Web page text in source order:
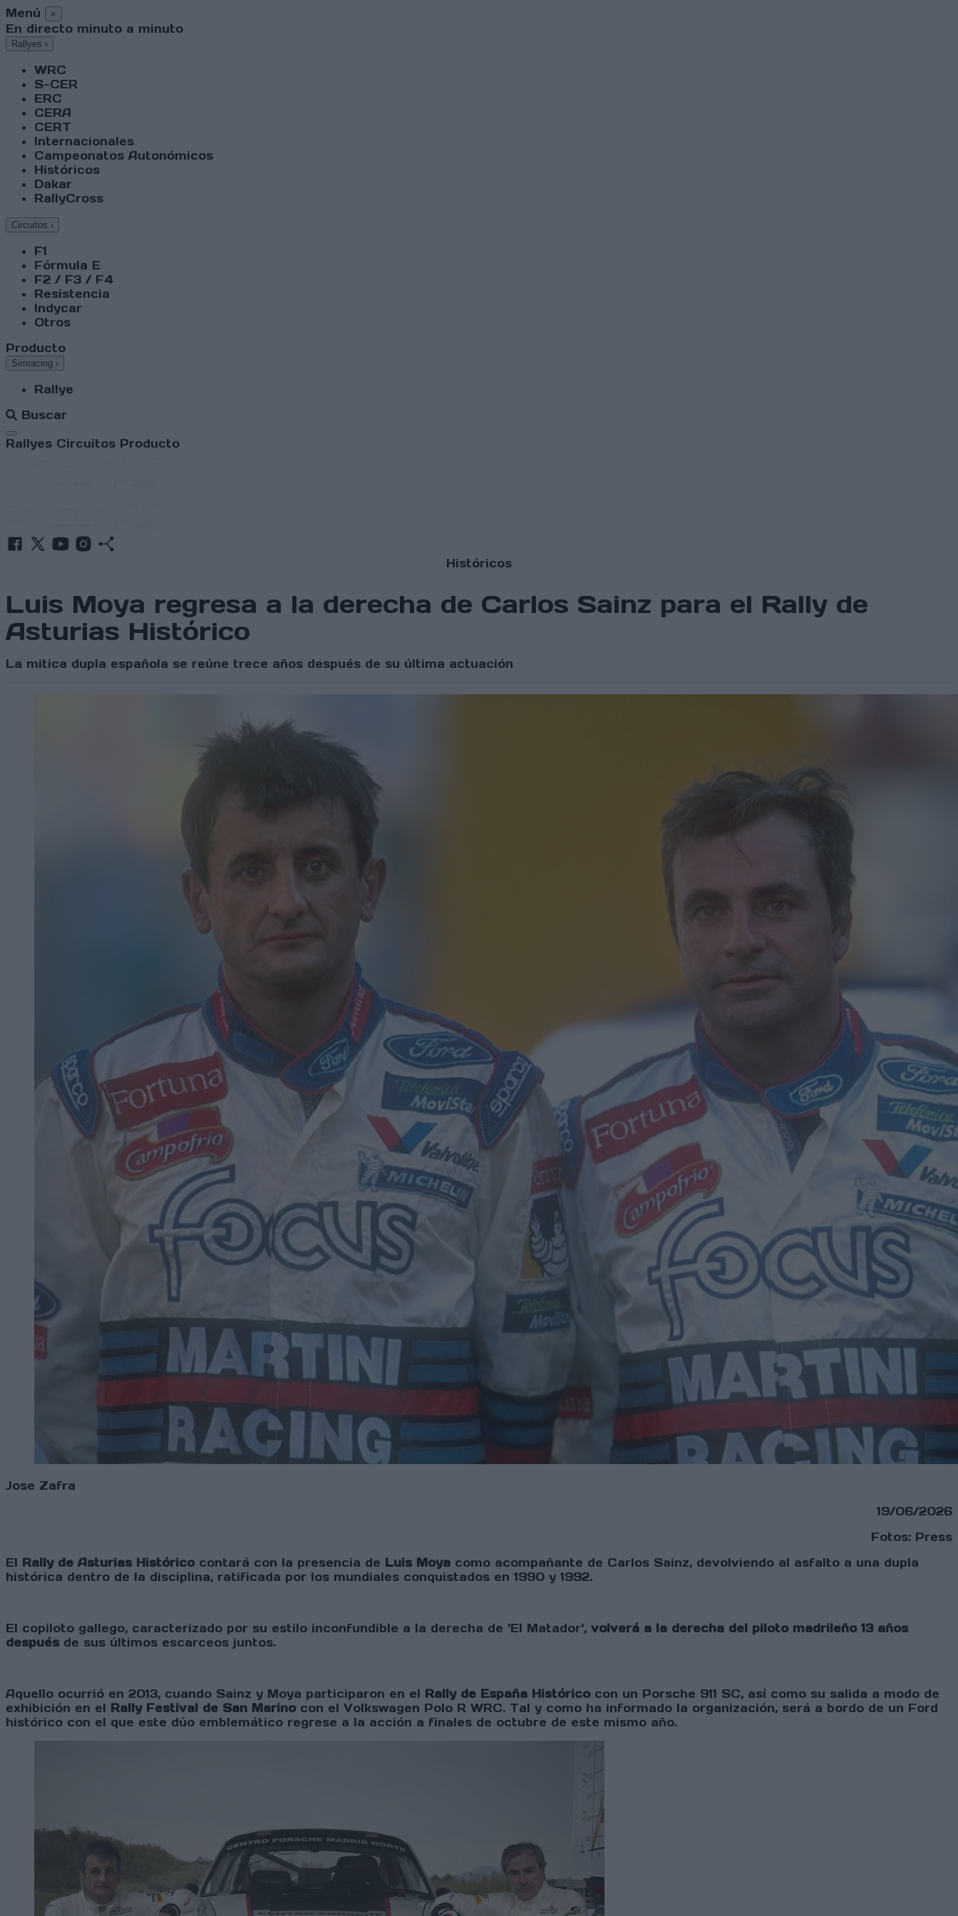
Menú ×
En directo minuto a minuto
Rallyes ›
WRC
S-CER
ERC
CERA
CERT
Internacionales
Campeonatos Autonómicos
Históricos
Dakar
RallyCross
Circuitos ›
F1
Fórmula E
F2 / F3 / F4
Resistencia
Indycar
Otros
Producto
Simracing ›
Rallye
Buscar
Abrir menú
Rallyes Circuitos Producto
Históricos
Luis Moya regresa a la derecha de Carlos Sainz para el Rally de
Asturias Histórico
La mitica dupla española se reúne trece años después de su última actuación
Jose Zafra
19/06/2026
Fotos: Press
El Rally de Asturias Histórico contará con la presencia de Luis Moya como acompañante de Carlos Sainz, devolviendo al asfalto a una dupla
histórica dentro de la disciplina, ratificada por los mundiales conquistados en 1990 y 1992.
El copiloto gallego, caracterizado por su estilo inconfundible a la derecha de 'El Matador', volverá a la derecha del piloto madrileño 13 años
después de sus últimos escarceos juntos.
Aquello ocurrió en 2013, cuando Sainz y Moya participaron en el Rally de España Histórico con un Porsche 911 SC, así como su salida a modo de
exhibición en el Rally Festival de San Marino con el Volkswagen Polo R WRC. Tal y como ha informado la organización, será a bordo de un Ford
histórico con el que este dúo emblemático regrese a la acción a finales de octubre de este mismo año.